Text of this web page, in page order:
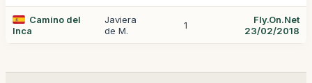
Camino del
Inca
Javiera
de M.
1
Fly.On.Net
23/02/2018